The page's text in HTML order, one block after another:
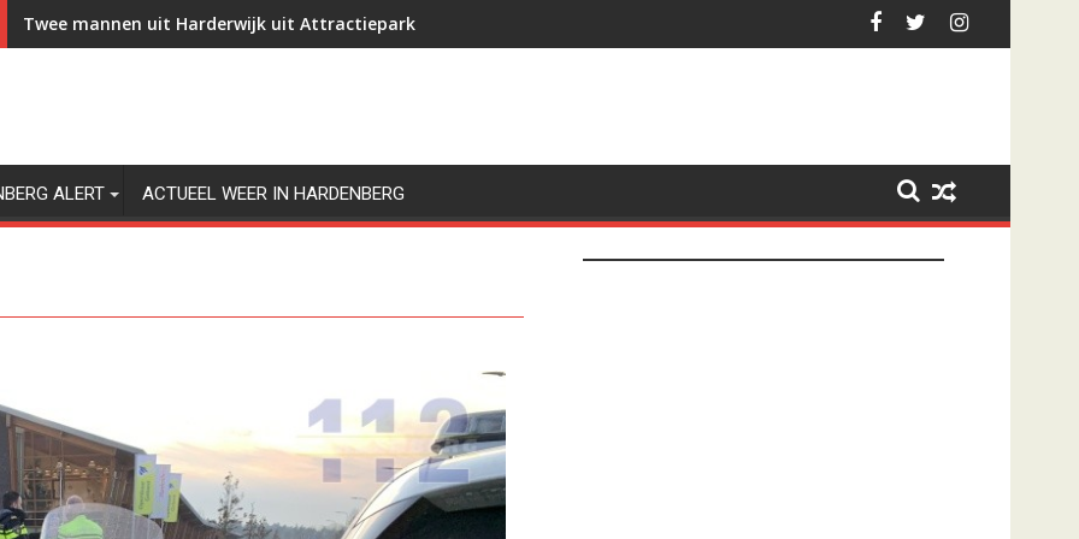
Twee mannen uit Harderwijk uit Attractiepark Slagharen gezet na tonen geslachtsdeel
ALERT ACTUEEL WEER IN HARDENBERG